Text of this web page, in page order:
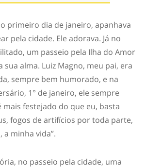
primeiro dia de janeiro, apanhava
pela cidade. Ele adorava. Já no
um passeio pela Ilha do Amor
sua alma. Luiz Magno, meu pai, era
sempre bem humorado, e na
1° de janeiro, ele sempre
mais festejado do que eu, basta
fogos de artifícios por toda parte,
minha vida”.
no passeio pela cidade, uma